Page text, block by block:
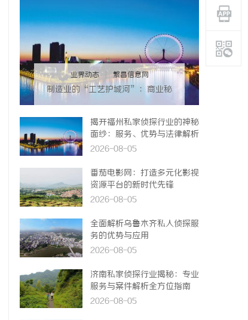
业界动态 | 繁昌信息网
制造业的“工艺护城河”：商业秘
揭开福州私家侦探行业的神秘
面纱：服务、优势与法律解析
2026-08-05
番茄电影网：打造多元化影视
资源平台的新时代先锋
2026-08-05
全面解析乌鲁木齐私人侦探服
务的优势与应用
2026-08-05
济南私家侦探行业揭秘：专业
服务与案件解析全方位指南
2026-08-05